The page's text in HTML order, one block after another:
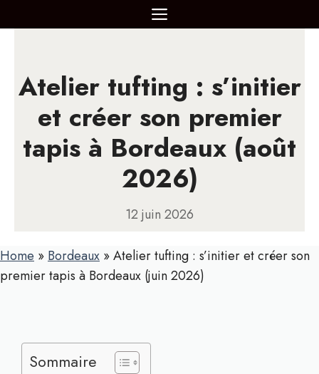
au
MENU
Atelier tufting : s’initier
et créer son premier
tapis à Bordeaux (août
2026)
12 juin 2026
Home » Bordeaux »Atelier tufting : s’initier et créer son
premier tapis à Bordeaux (juin 2026)
Sommaire